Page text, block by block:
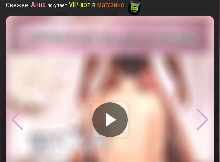
Свежее: Анна покупает VIP-лотвмагазине
▶